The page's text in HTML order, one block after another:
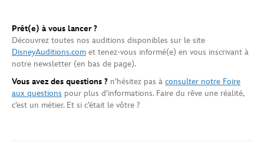
Prêt(e) à vous lancer ?
Découvrez toutes nos auditions disponibles sur le site
DisneyAuditions.com et tenez-vous informé(e) en vous inscrivant à
notre newsletter (en bas de page).
Vous avez des questions ? n’hésitez pas à consulter notre Foire
aux questions pour plus d’informations. Faire du rêve une réalité,
c’est un métier. Et si c’était le vôtre ?